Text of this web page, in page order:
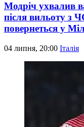
Модріч ухвалив
після вильоту з
повернеться у
04 липня, 20:00 Італія